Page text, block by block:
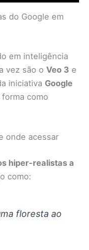
do Google em
em inteligência
vez são o Veo 3 e
iniciativa Google
como
onde acessar
hiper-realistas a
como:
floresta ao